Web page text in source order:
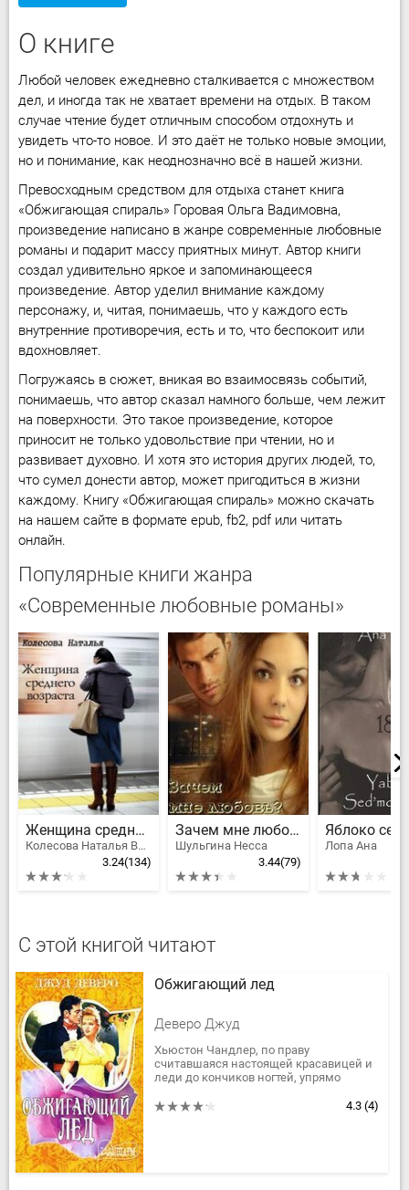
О книге
Любой человек ежедневно сталкивается с множеством
дел, и иногда так не хватает времени на отдых. В таком
случае чтение будет отличным способом отдохнуть и
увидеть что-то новое. И это даёт не только новые эмоции,
но и понимание, как неоднозначно всё в нашей жизни.
Превосходным средством для отдыха станет книга
«Обжигающая спираль» Горовая Ольга Вадимовна,
произведение написано в жанре современные любовные
романы и подарит массу приятных минут. Автор книги
создал удивительно яркое и запоминающееся
произведение. Автор уделил внимание каждому
персонажу, и, читая, понимаешь, что у каждого есть
внутренние противоречия, есть и то, что беспокоит или
вдохновляет.
Погружаясь в сюжет, вникая во взаимосвязь событий,
понимаешь, что автор сказал намного больше, чем лежит
на поверхности. Это такое произведение, которое
приносит не только удовольствие при чтении, но и
развивает духовно. И хотя это история других людей, то,
что сумел донести автор, может пригодиться в жизни
каждому. Книгу «Обжигающая спираль» можно скачать
на нашем сайте в формате epub, fb2, pdf или читать
онлайн.
Популярные книги жанра
«Современные любовные романы»
Женщина среднего возраста
Колесова Наталья Валенидовна, Караванова Наталья Михайловна
3.24(134)
Зачем мне любовь?
Шульгина Несса
3.44(79)
Лопа Ана
С этой книгой читают
Обжигающий лед
Деверо Джуд
Хьюстон Чандлер, по праву
считавшаяся настоящей красавицей и
леди до кончиков ногтей, упрямо
и образованных женихов…
4.3 (4)